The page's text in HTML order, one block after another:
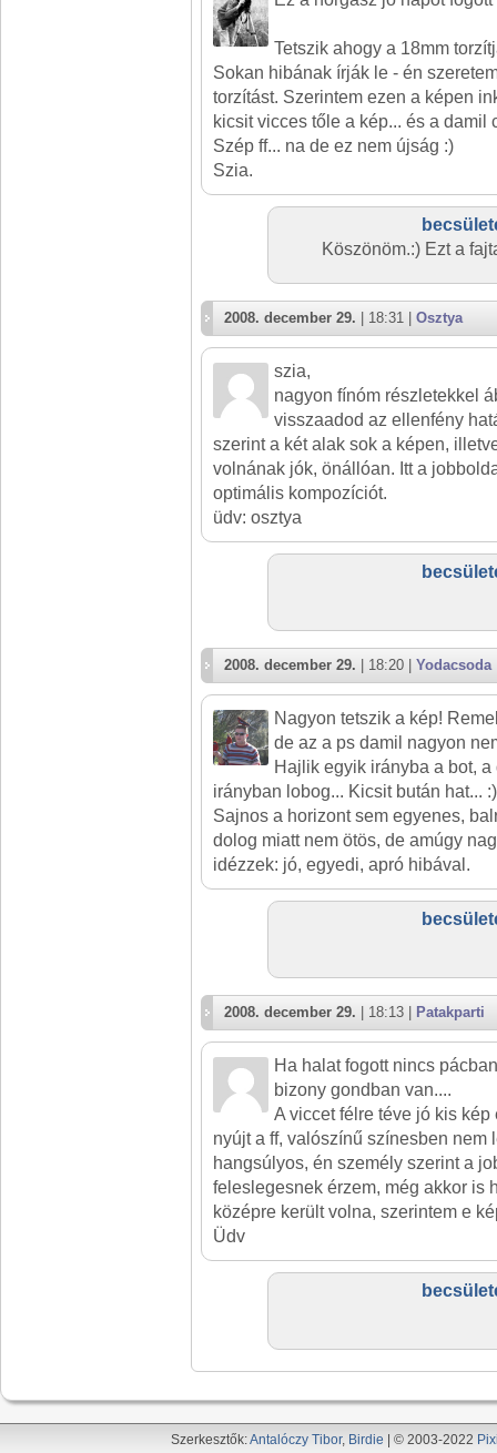
Tetszik ahogy a 18mm
Sokan hibának írják le - én
torzítást. Szerintem ezen a képen
kicsit vicces tőle a kép... és a damil
Szép ff... na de ez nem újság :)
Szia.
Köszönöm.:) Ezt a
2008. december 29. | 18:31 | Osztya
szia,
nagyon fínóm részletekkel
visszaadod az ellenfény
szerint a két alak sok a képen,
volnának jók, önállóan. Itt a
optimális kompozíciót.
üdv: osztya
2008. december 29. | 18:20 | Yodacsoda
Nagyon tetszik a kép!
de az a ps damil nagyon
Hajlik egyik irányba a bot,
irányban lobog... Kicsit bután hat... :)
Sajnos a horizont sem egyenes,
dolog miatt nem ötös, de amúgy
idézzek: jó, egyedi, apró hibával.
2008. december 29. | 18:13 | Patakparti
Ha halat fogott nincs
bizony gondban van....
A viccet félre téve jó kis
nyújt a ff, valószínű színesben nem
hangsúlyos, én személy szerint a
feleslegesnek érzem, még akkor is
középre került volna, szerintem e
Üdv
Szerkesztők:Antalóczy Tibor, Birdie | © 2003-2022